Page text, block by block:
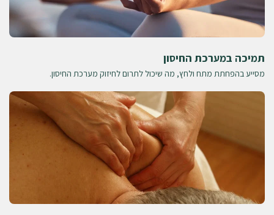
תמיכה במערכת החיסון
מסייע בהפחתת מתח ולחץ, מה שיכול לתרום לחיזוק מערכת החיסון.